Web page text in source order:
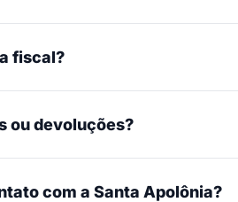
fiscal?
ou devoluções?
com a Santa Apolônia?